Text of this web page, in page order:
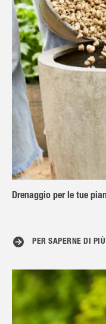
Drenaggio per le tue
PER SAPERNE DI PIÙ